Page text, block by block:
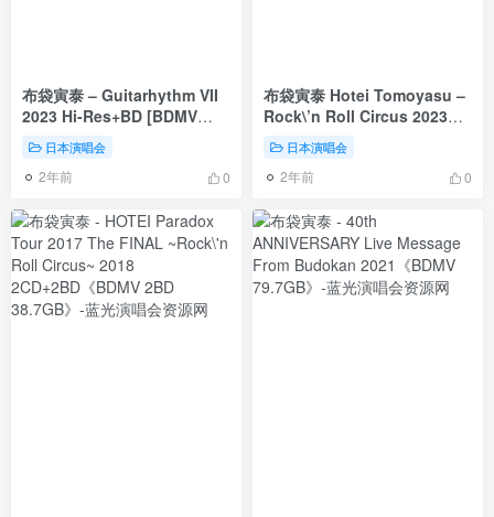
布袋寅泰 – Guitarhythm VII
2023 Hi-Res+BD [BDMV
11.4GB]
日本演唱会
2年前 0
布袋寅泰 Hotei Tomoyasu –
Rock\’n Roll Circus 2023
[BDMV 36.4GB]
日本演唱会
2年前 0